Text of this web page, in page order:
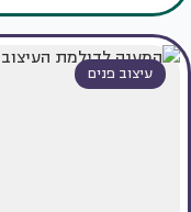
עיצוב פנים